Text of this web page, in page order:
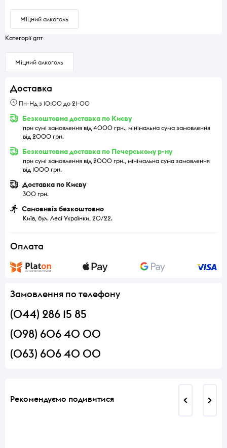
Міцний алкоголь
Категорії grrr
Міцний алкоголь
Доставка
Пн-Нд з 10:00 до 21-00
Безкоштовна доставка по Києву
при сумі замовлення від 4000 грн., мінімальна сума замовлення
від 2000 грн.
Безкоштовна доставка по Печерському р-ну
при сумі замовлення від 2000 грн., мінімальна сума замовлення
від 1000 грн.
Доставка по Києву
300 грн.
Самовивіз безкоштовно
Київ, бул. Лесі Українки, 20/22.
Оплата
Замовлення по телефону
(044) 286 15 85
(098) 606 40 00
(063) 606 40 00
Рекомендуємо подивитися